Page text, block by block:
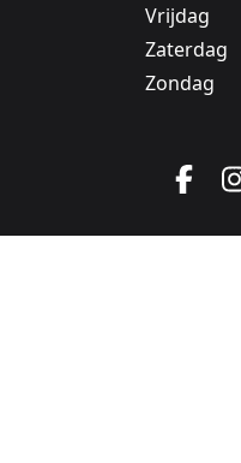
Vrijdag
Zaterdag
Zondag